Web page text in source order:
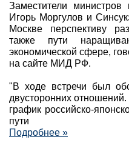
Заместители
Игорь Моргулов и
Москве перспективу
также пути
экономической сфере,
на сайте МИД РФ.
"В ходе встречи был
двусторонних
график российско-
пути
Подробнее »